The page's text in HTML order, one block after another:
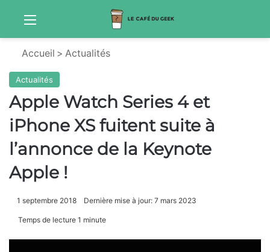
Accueil > Actualités
Actualités
Apple Watch Series 4 et
iPhone XS fuitent suite à
l’annonce de la Keynote
Apple !
1 septembre 2018 Dernière mise à jour: 7 mars 2023
Temps de lecture 1 minute